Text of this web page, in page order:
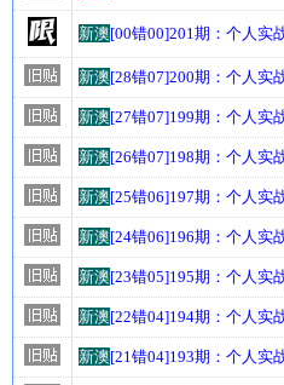
新澳[00错00]201期：个人实
新澳[28错07]200期：个人实
新澳[27错07]199期：个人实
新澳[26错07]198期：个人实
新澳[25错06]197期：个人实
新澳[24错06]196期：个人实
新澳[23错05]195期：个人实
新澳[22错04]194期：个人实
新澳[21错04]193期：个人实